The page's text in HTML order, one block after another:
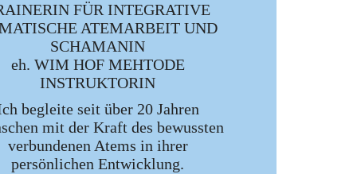
FÜR INTEGRATIVE
ATEMARBEIT UND
SCHAMANIN
eh. WIM HOF MEHTODE
INSTRUKTORIN
begleite seit über 20 Jahren
mit der Kraft des bewussten
verbundenen Atems in ihrer
persönlichen Entwicklung.